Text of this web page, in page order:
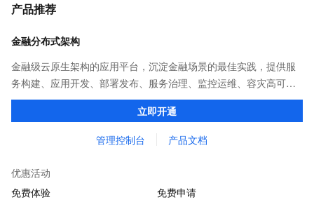
产品推荐
金融分布式架构
金融级云原生架构的应用平台，沉淀金融场景的最佳实践，提供服
务构建、应用开发、部署发布、服务治理、监控运维、容灾高可用
等全栈式解决方案，兼容Dubbo、Spring Cloud等微服务运行环
境，助力客户各类应用轻松转型分布式架构
立即开通
管理控制台 产品文档
优惠活动
免费体验
免费申请